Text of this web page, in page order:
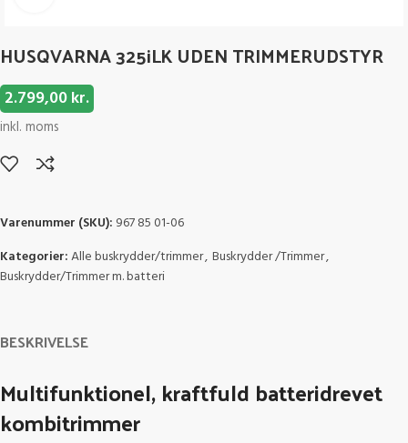
HUSQVARNA 325iLK UDEN TRIMMERUDSTYR
2.799,00kr.
inkl. moms
Varenummer (SKU): 967 85 01-06
Kategorier:Alle buskrydder/trimmer, Buskrydder /Trimmer,
Buskrydder/Trimmer m. batteri
BESKRIVELSE
Multifunktionel, kraftfuld batteridrevet
kombitrimmer